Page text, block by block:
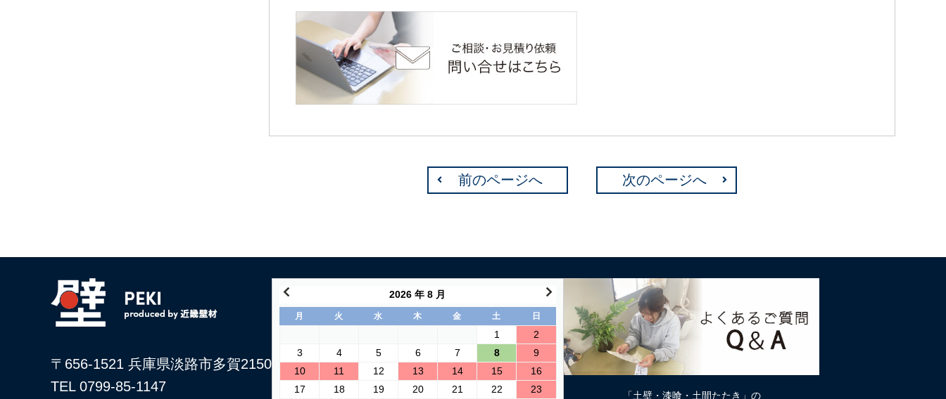
前のページへ 次のページへ
〒656-1521 兵庫県淡路市多賀2150
TEL 0799-85-1147
2026 年 8 月
月 火 水 木 金 土 日
1
2
3
4 5 6 7 8
9
10
11 12 13 14 15
16
17
18 19 20 21 22 23
「土壁・漆喰・土間たたき」の